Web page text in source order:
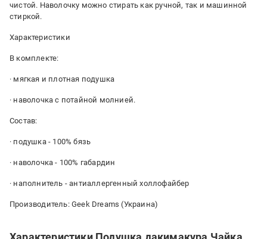
чистой. Наволочку можно стирать как ручной, так и машинной
стиркой.
Характеристики
В комплекте:
· мягкая и плотная подушка
· наволочка с потайной молнией.
Состав:
· подушка - 100% бязь
· наволочка - 100% габардин
· наполнитель - антиаллергенный холлофайбер
Производитель: Geek Dreams (Украина)